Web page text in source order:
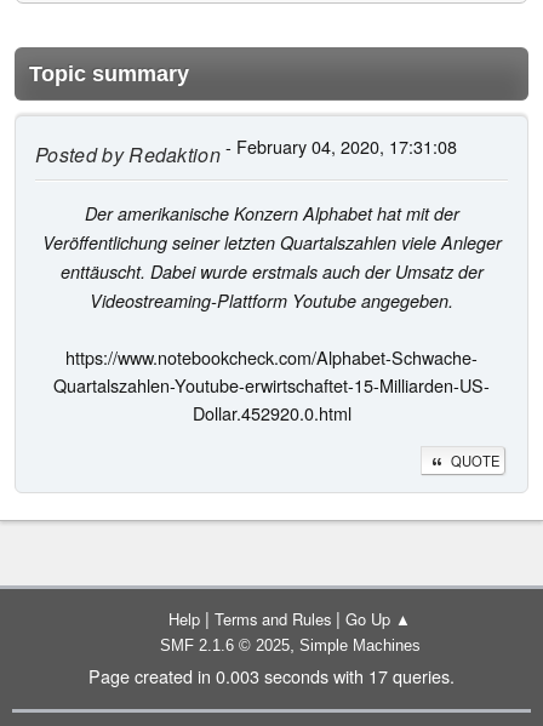
Topic summary
Posted byRedaktion- February 04, 2020, 17:31:08
Der amerikanische Konzern Alphabet hat mit der
Veröffentlichung seiner letzten Quartalszahlen viele Anleger
enttäuscht. Dabei wurde erstmals auch der Umsatz der
Videostreaming-Plattform Youtube angegeben.
https://www.notebookcheck.com/Alphabet-Schwache-
Quartalszahlen-Youtube-erwirtschaftet-15-Milliarden-US-
Dollar.452920.0.html
QUOTE
Help | Terms and Rules | Go Up ▲
SMF 2.1.6 © 2025, Simple Machines
Page created in 0.003 seconds with 17 queries.